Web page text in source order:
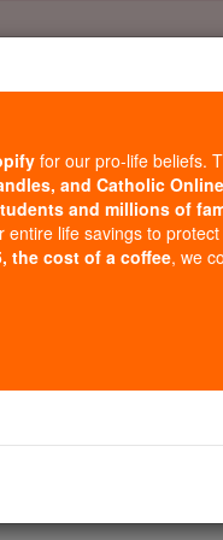
e Sóstenes, nosso
e chamados para
Jesus Cristo, Senhor
for our pro-life beliefs.
and Catholic
and millions of
life savings to
the cost of a coffee, we